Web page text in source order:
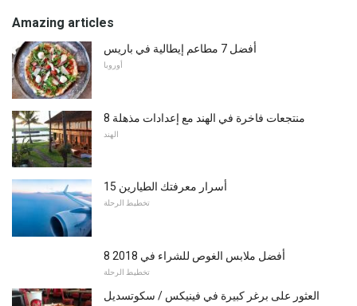
Amazing articles
أفضل 7 مطاعم إيطالية في باريس
أوروبا
8 منتجعات فاخرة في الهند مع إعدادات مذهلة
الهند
15 أسرار معرفتك الطيارين
تخطيط الرحلة
8 أفضل ملابس الغوص للشراء في 2018
تخطيط الرحلة
العثور على برغر كبيرة في فينيكس / سكوتسديل